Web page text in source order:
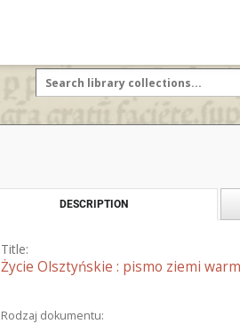
DESCRIPTION
Title:
Życie Olsztyńskie : pismo ziemi
Rodzaj dokumentu: